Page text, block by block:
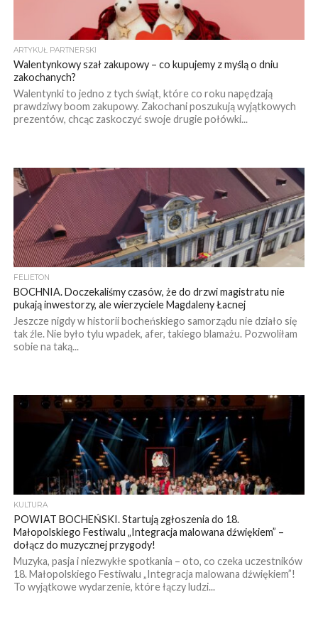
ARTYKUŁ PARTNERSKI
Walentynkowy szał zakupowy – co kupujemy z myślą o dniu
zakochanych?
Walentynki to jedno z tych świąt, które co roku napędzają
prawdziwy boom zakupowy. Zakochani poszukują wyjątkowych
prezentów, chcąc zaskoczyć swoje drugie połówki...
FELIETON
BOCHNIA. Doczekaliśmy czasów, że do drzwi magistratu nie
pukają inwestorzy, ale wierzyciele Magdaleny Łacnej
Jeszcze nigdy w historii bocheńskiego samorządu nie działo się
tak źle. Nie było tylu wpadek, afer, takiego blamażu. Pozwoliłam
sobie na taką...
KULTURA
POWIAT BOCHEŃSKI. Startują zgłoszenia do 18.
Małopolskiego Festiwalu „Integracja malowana dźwiękiem” –
dołącz do muzycznej przygody!
Muzyka, pasja i niezwykłe spotkania – oto, co czeka uczestników
18. Małopolskiego Festiwalu „Integracja malowana dźwiękiem”!
To wyjątkowe wydarzenie, które łączy ludzi...